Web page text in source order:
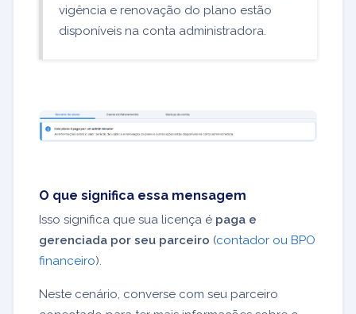
vigência e renovação do plano estão
disponíveis na conta administradora.
O que significa essa mensagem
Isso significa que sua licença é paga e
gerenciada por seu parceiro (contador ou BPO
financeiro).
Neste cenário, converse com seu parceiro